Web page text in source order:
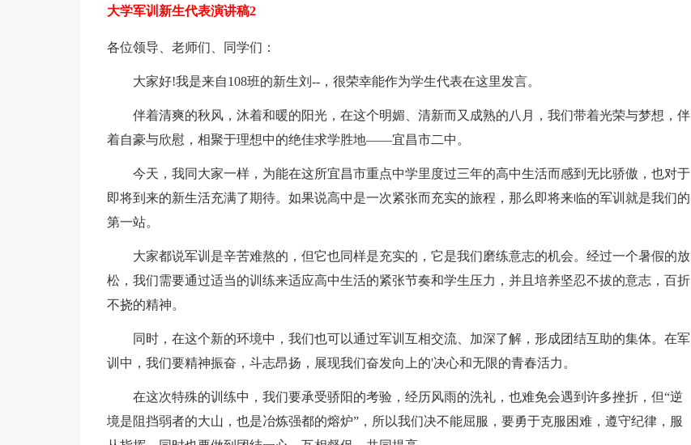
大学军训新生代表演讲稿2
各位领导、老师们、同学们：
大家好!我是来自108班的新生刘--，很荣幸能作为学生代表在这里发言。
伴着清爽的秋风，沐着和暖的阳光，在这个明媚、清新而又成熟的八月，我们带着光荣与梦想，伴
着自豪与欣慰，相聚于理想中的绝佳求学胜地——宜昌市二中。
今天，我同大家一样，为能在这所宜昌市重点中学里度过三年的高中生活而感到无比骄傲，也对于
即将到来的新生活充满了期待。如果说高中是一次紧张而充实的旅程，那么即将来临的军训就是我们的
第一站。
大家都说军训是辛苦难熬的，但它也同样是充实的，它是我们磨练意志的机会。经过一个暑假的放
松，我们需要通过适当的训练来适应高中生活的紧张节奏和学生压力，并且培养坚忍不拔的意志，百折
不挠的精神。
同时，在这个新的环境中，我们也可以通过军训互相交流、加深了解，形成团结互助的集体。在军
训中，我们要精神振奋，斗志昂扬，展现我们奋发向上的'决心和无限的青春活力。
在这次特殊的训练中，我们要承受骄阳的考验，经历风雨的洗礼，也难免会遇到许多挫折，但“逆
境是阻挡弱者的大山，也是冶炼强都的熔炉”，所以我们决不能屈服，要勇于克服困难，遵守纪律，服